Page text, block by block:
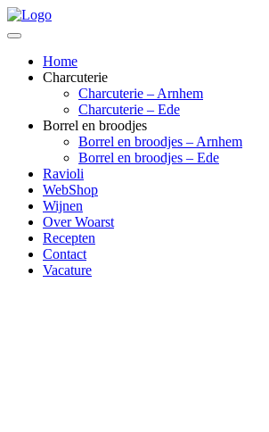
Home
Charcuterie
Charcuterie – Arnhem
Charcuterie – Ede
Borrel en broodjes
Borrel en broodjes – Arnhem
Borrel en broodjes – Ede
Ravioli
WebShop
Wijnen
Over Woarst
Recepten
Contact
Vacature